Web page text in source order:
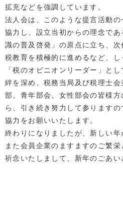
拡充などを強調しています。
法人会は、このような提言活動
協力し、設立当初からの理念で
識の普及啓発」の原点に立ち、
税教育を積極的に進めるなど、し
「税のオピニオンリーダー」と
絆を深め、税務当局及び税理士
部、青年部会、女性部会の皆様
ら、引き続き努力して参ります
協力をお願いいたします。
終わりになりましたが、新しい年
また会員企業のますますのご繁
祈念いたしまして、新年のごあい